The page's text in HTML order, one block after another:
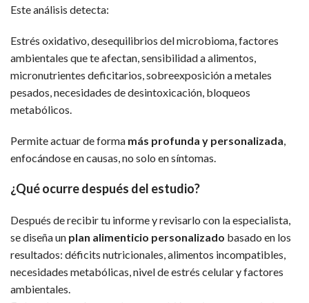
Este análisis detecta:
Estrés oxidativo, desequilibrios del microbioma, factores
ambientales que te afectan, sensibilidad a alimentos,
micronutrientes deficitarios, sobreexposición a metales
pesados, necesidades de desintoxicación, bloqueos
metabólicos.
Permite actuar de forma más profunda y personalizada,
enfocándose en causas, no solo en síntomas.
¿Qué ocurre después del estudio?
Después de recibir tu informe y revisarlo con la especialista,
se diseña un plan alimenticio personalizado basado en los
resultados: déficits nutricionales, alimentos incompatibles,
necesidades metabólicas, nivel de estrés celular y factores
ambientales.